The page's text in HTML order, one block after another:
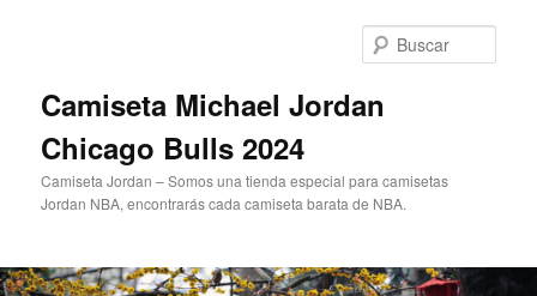
Camiseta Michael Jordan
Chicago Bulls 2024
Camiseta Jordan – Somos una tienda especial para camisetas
Jordan NBA, encontrarás cada camiseta barata de NBA.